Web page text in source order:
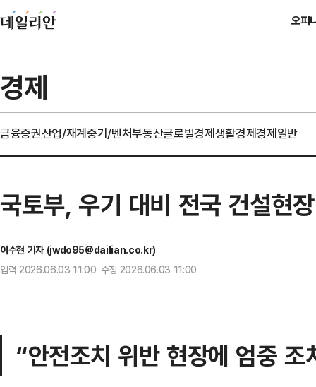
오피
경제
금융증권산업/재계중기/벤처부동산글로벌경제생활경제경제일반
국토부, 우기 대비 전국 건설현
이수현 기자 (jwdo95@dailian.co.kr)
입력 2026.06.03 11:00 수정 2026.06.03 11:00
“안전조치 위반 현장에 엄중 조